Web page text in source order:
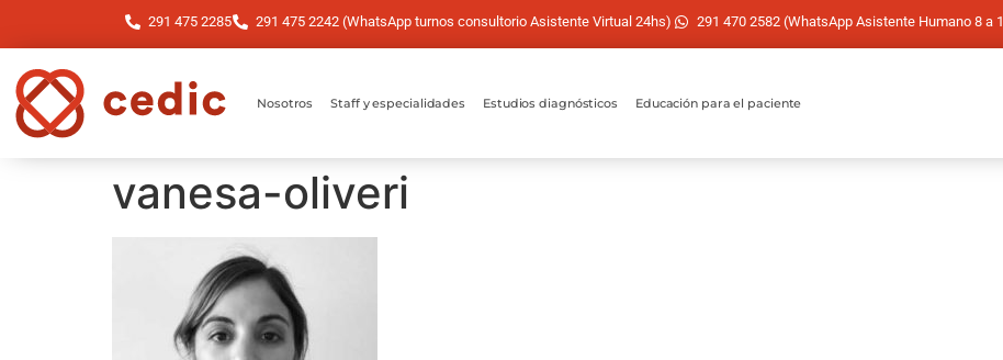
291 475 2285 291 475 2242 (WhatsApp turnos consultorio Asistente Virtual 24hs) 291 470 2582 (WhatsApp Asistente Humano 8 a
Nosotros Staff y especialidades Estudios diagnósticos Educación para el paciente
vanesa-oliveri